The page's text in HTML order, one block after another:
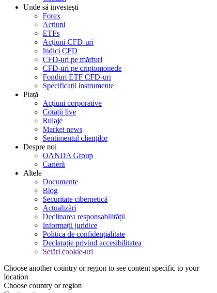
Unde să investești
Forex
Acțiuni
ETFs
Acțiuni CFD-uri
Indici CFD
CFD-uri pe mărfuri
CFD-uri pe criptomonede
Fonduri ETF CFD-uri
Specificații instrumente
Piață
Acțiuni corporative
Cotații live
Rulaje
Market news
Sentimentul clienților
Despre noi
OANDA Group
Carieră
Altele
Documente
Blog
Securitate cibernetică
Actualizări
Declinarea responsabilității
Informații juridice
Politica de confidențialitate
Declarație privind accesibilitatea
Setări cookie-uri
Choose another country or region to see content specific to your
location
Choose country or region